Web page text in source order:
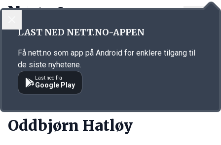
Annonsørinnhold
Oddbjørn Hatløy
LAST NED NETT.NO-APPEN
Få nett.no som app på Android for enklere tilgang til
de siste nyhetene.
Last ned fra
Google Play